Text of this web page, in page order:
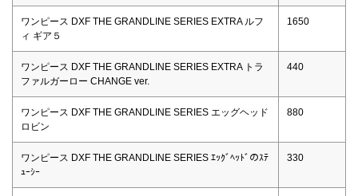
ワンピース DXF THE GRANDLINE SERIES EXTRA ルフ
ィ ギア５
1650
ワンピース DXF THE GRANDLINE SERIES EXTRA トラ
ファルガーロー CHANGE ver.
440
ワンピース DXF THE GRANDLINE SERIES エッグヘッド
ロビン
880
ワンピース DXF THE GRANDLINE SERIES ｴｯｸﾞﾍｯﾄﾞのｽﾃ
ｭｰｼｰ
330